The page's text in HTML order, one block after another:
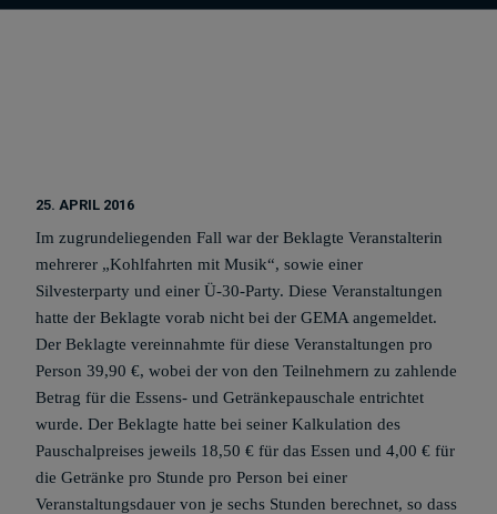
25. APRIL 2016
Im zugrundeliegenden Fall war der Beklagte Veranstalterin
mehrerer „Kohlfahrten mit Musik“, sowie einer
Silvesterparty und einer Ü-30-Party. Diese Veranstaltungen
hatte der Beklagte vorab nicht bei der GEMA angemeldet.
Der Beklagte vereinnahmte für diese Veranstaltungen pro
Person 39,90 €, wobei der von den Teilnehmern zu zahlende
Betrag für die Essens- und Getränkepauschale entrichtet
wurde. Der Beklagte hatte bei seiner Kalkulation des
Pauschalpreises jeweils 18,50 € für das Essen und 4,00 € für
die Getränke pro Stunde pro Person bei einer
Veranstaltungsdauer von je sechs Stunden berechnet, so dass